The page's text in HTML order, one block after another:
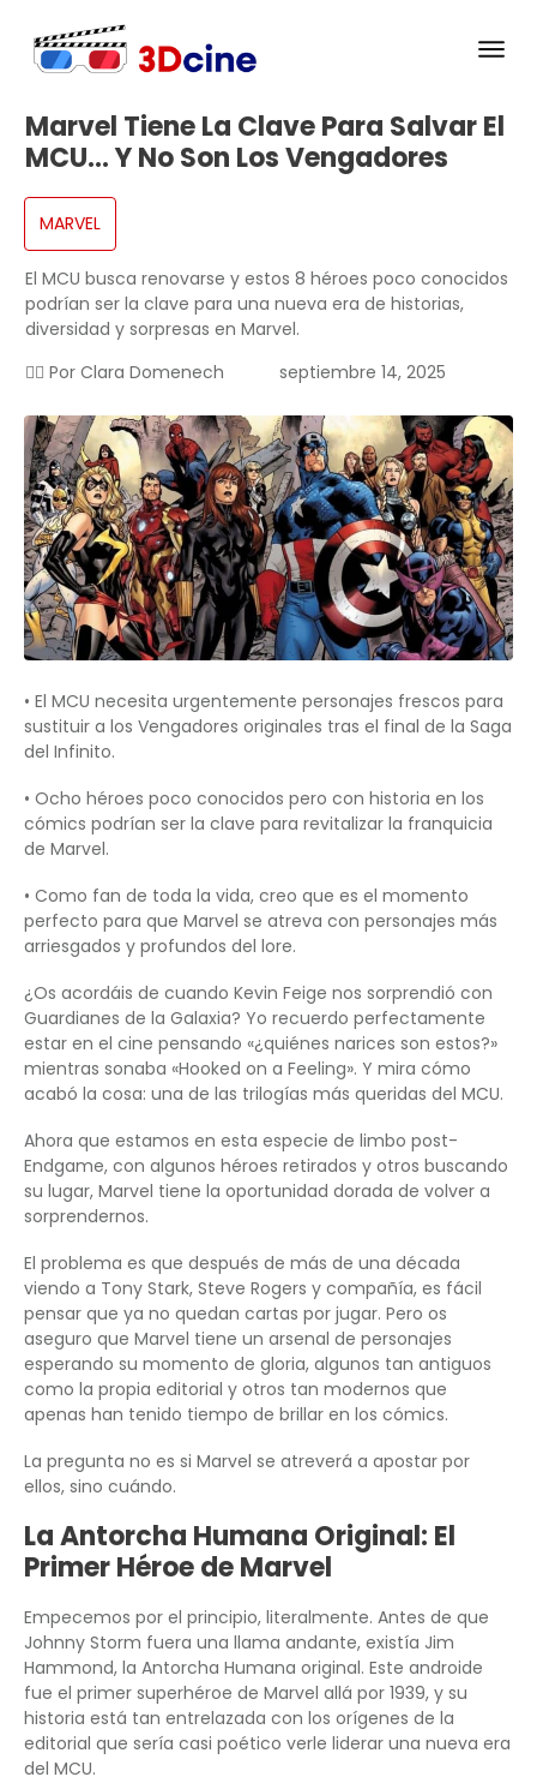
Marvel Tiene La Clave Para Salvar El
MCU… Y No Son Los Vengadores
MARVEL
El MCU busca renovarse y estos 8 héroes poco conocidos
podrían ser la clave para una nueva era de historias,
diversidad y sorpresas en Marvel.
✍🏻 Por Clara Domenech septiembre 14, 2025
• El MCU necesita urgentemente personajes frescos para
sustituir a los Vengadores originales tras el final de la Saga
del Infinito.
• Ocho héroes poco conocidos pero con historia en los
cómics podrían ser la clave para revitalizar la franquicia
de Marvel.
• Como fan de toda la vida, creo que es el momento
perfecto para que Marvel se atreva con personajes más
arriesgados y profundos del lore.
¿Os acordáis de cuando Kevin Feige nos sorprendió con
Guardianes de la Galaxia? Yo recuerdo perfectamente
estar en el cine pensando «¿quiénes narices son estos?»
mientras sonaba «Hooked on a Feeling». Y mira cómo
acabó la cosa: una de las trilogías más queridas del MCU.
Ahora que estamos en esta especie de limbo post-
Endgame, con algunos héroes retirados y otros buscando
su lugar, Marvel tiene la oportunidad dorada de volver a
sorprendernos.
El problema es que después de más de una década
viendo a Tony Stark, Steve Rogers y compañía, es fácil
pensar que ya no quedan cartas por jugar. Pero os
aseguro que Marvel tiene un arsenal de personajes
esperando su momento de gloria, algunos tan antiguos
como la propia editorial y otros tan modernos que
apenas han tenido tiempo de brillar en los cómics.
La pregunta no es si Marvel se atreverá a apostar por
ellos, sino cuándo.
La Antorcha Humana Original: El
Primer Héroe de Marvel
Empecemos por el principio, literalmente. Antes de que
Johnny Storm fuera una llama andante, existía Jim
Hammond, la Antorcha Humana original. Este androide
fue el primer superhéroe de Marvel allá por 1939, y su
historia está tan entrelazada con los orígenes de la
editorial que sería casi poético verle liderar una nueva era
del MCU.